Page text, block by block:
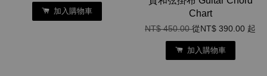
加入購物車
Chart
NT$ 450.00從NT$ 390.00 起
加入購物車